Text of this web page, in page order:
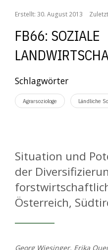
Erstellt: 30. August 2013
FB66: SOZIALE
Schlagwörter
Agrarsoziologe Ländliche
Situation und
der
Österreich,
Georg Wiesinger, Erika